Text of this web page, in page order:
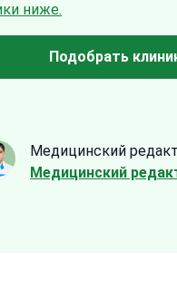
ниже.
Подобрать
Медицинский
Медицинский